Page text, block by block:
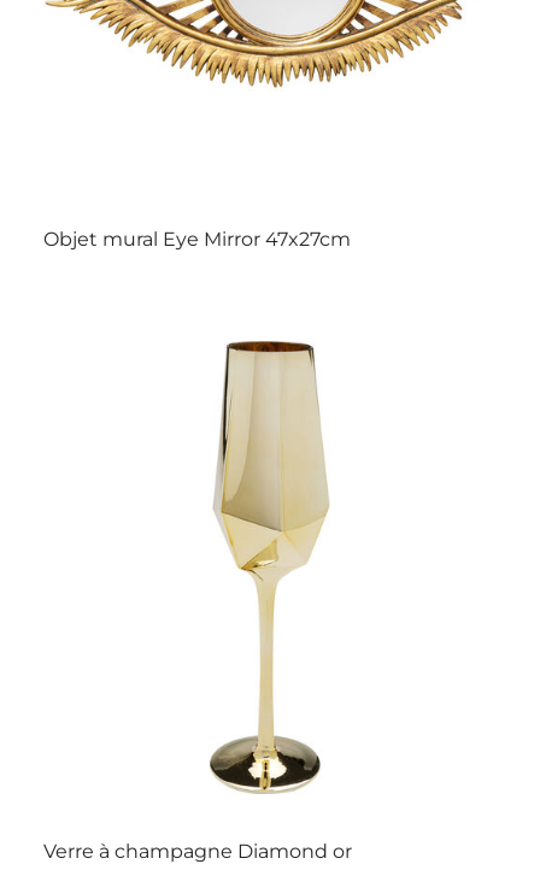
Objet mural Eye Mirror 47x27cm
Verre à champagne Diamond or